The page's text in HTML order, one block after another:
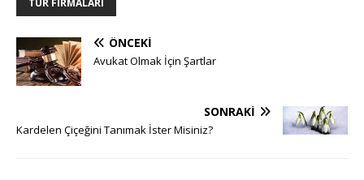
ÖNCEKI
Avukat Olmak İçin Şartlar
SONRAKI
Kardelen Çiçeğini Tanımak İster Misiniz?